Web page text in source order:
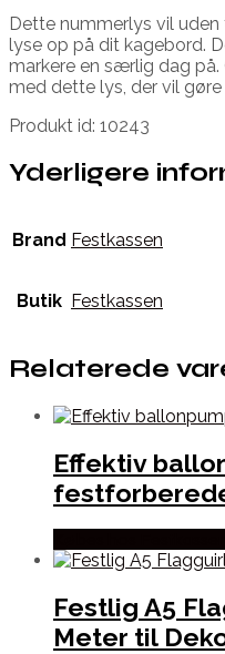
Dette nummerlys vil
lyse op på dit kagebord.
markere en særlig dag
med dette lys, der vil
Produkt id: 10243
Yderligere
Brand Festkassen
Butik Festkassen
Relaterede
Effektiv
Festlig A5
Meter til